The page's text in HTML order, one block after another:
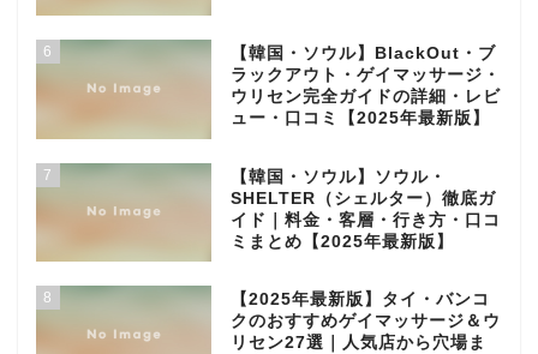
6
【韓国・ソウル】BlackOut・ブ
ラックアウト・ゲイマッサージ・
ウリセン完全ガイドの詳細・レビ
ュー・口コミ【2025年最新版】
7
【韓国・ソウル】ソウル・
SHELTER（シェルター）徹底ガ
イド｜料金・客層・行き方・口コ
ミまとめ【2025年最新版】
8
【2025年最新版】タイ・バンコ
クのおすすめゲイマッサージ＆ウ
リセン27選｜人気店から穴場ま